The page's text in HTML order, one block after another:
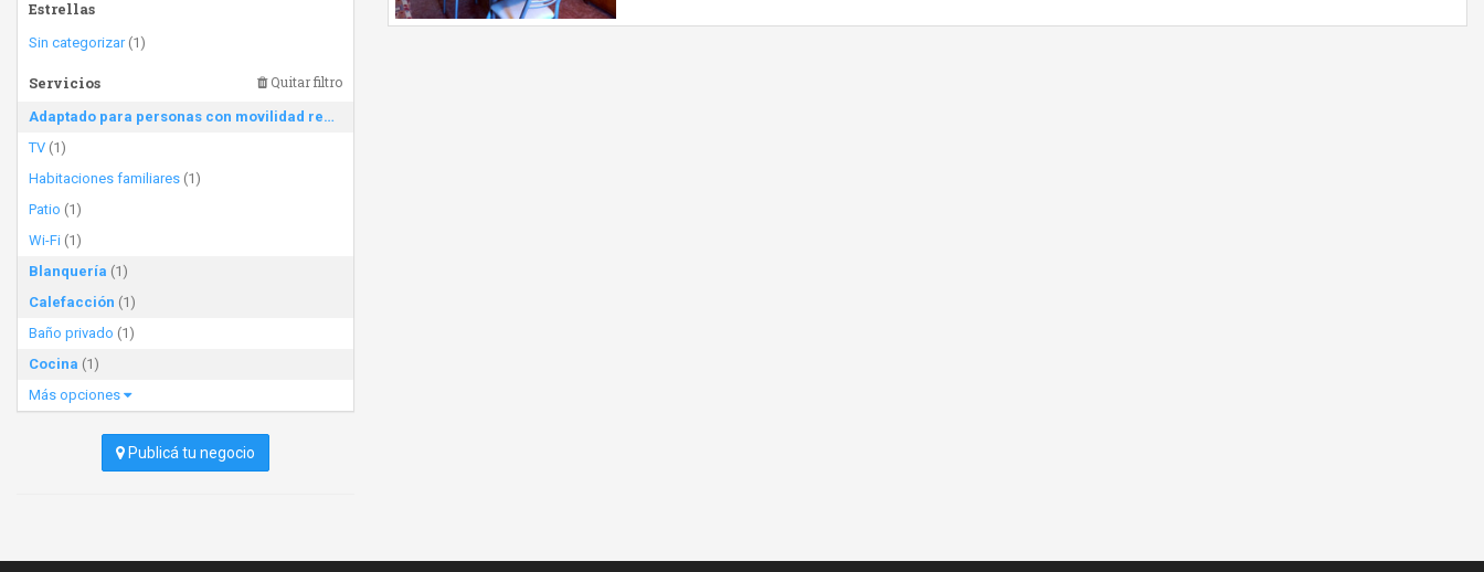
Estrellas
Sin categorizar(1)
Servicios Quitar filtro
Adaptado para personas con movilidad reducida
TV (1)
Habitaciones familiares (1)
Patio (1)
Wi-Fi (1)
Blanquería (1)
Calefacción (1)
Baño privado (1)
Cocina (1)
Más opciones
Publicá tu negocio